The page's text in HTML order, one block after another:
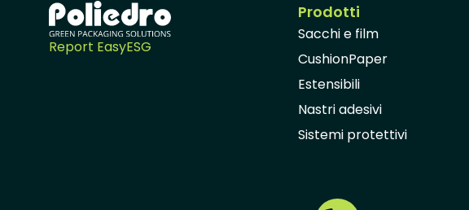
Report EasyESG
Prodotti
Sacchi e film
CushionPaper
Estensibili
Nastri adesivi
Sistemi protettivi